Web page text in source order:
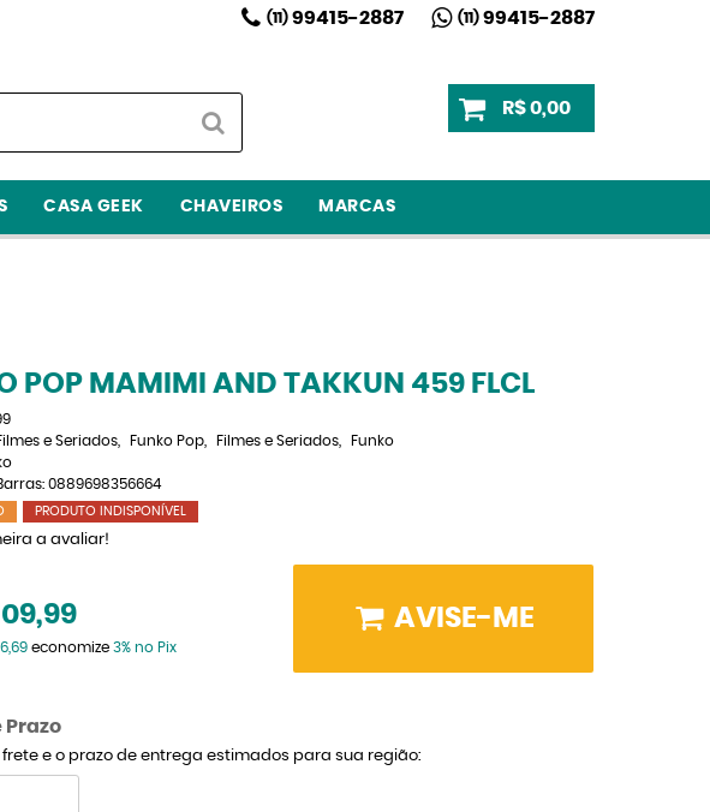
(11)99415-2887 (11)99415-2887
R$ 0,00
CASA GEEK CHAVEIROS MARCAS
POP MAMIMI AND TAKKUN 459 FLCL
e Seriados Funko Pop Filmes e Seriados
Funko
0889698356664
PRODUTO INDISPONÍVEL
a avaliar!
economize 3% no Pix
AVISE-ME
Prazo
frete e o prazo de entrega estimados para sua região: